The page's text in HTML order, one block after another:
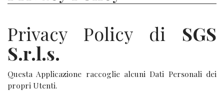
Privacy Policy di SGS
S.r.l.s.
Questa Applicazione raccoglie alcuni Dati Personali dei
propri Utenti.